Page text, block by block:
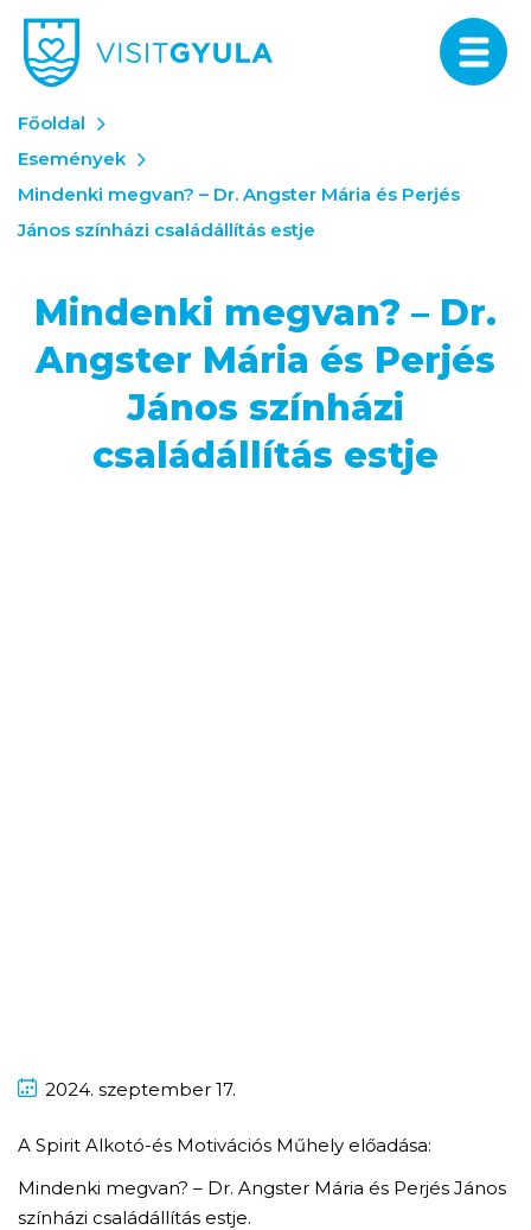
Főoldal
Események
Mindenki megvan? – Dr. Angster Mária és Perjés
János színházi családállítás estje
Mindenki megvan? – Dr.
Angster Mária és Perjés
János színházi
családállítás estje
2024. szeptember 17.
A Spirit Alkotó-és Motivációs Műhely előadása:
Mindenki megvan? – Dr. Angster Mária és Perjés János
színházi családállítás estje.